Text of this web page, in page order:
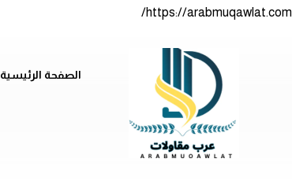
https://arabmuqawlat.com/
الصفحة الرئيسية